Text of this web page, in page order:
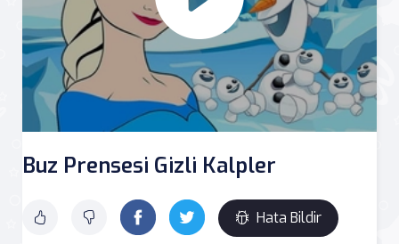
Buz Prensesi Gizli Kalpler
Hata Bildir